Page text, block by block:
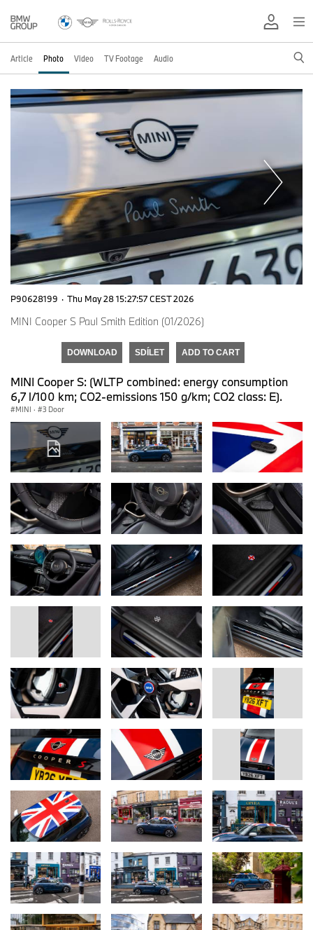
Article Photo Video TV Footage Audio
P90628199 · Thu May 28 15:27:57 CEST 2026
MINI Cooper S Paul Smith Edition (01/2026)
DOWNLOAD SDÍLET ADD TO CART
MINI Cooper S: (WLTP combined: energy consumption
6,7 l/100 km; CO2-emissions 150 g/km; CO2 class: E).
MINI · 3 Door